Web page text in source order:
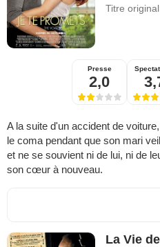
Titre
Presse
2,0
A la suite d'un accident de
le coma pendant que son mari
et ne se souvient ni de lui, ni de
son cœur à nouveau.
La Vie